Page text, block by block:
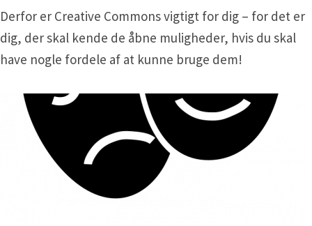
Derfor er Creative Commons vigtigt for dig – for det er
dig, der skal kende de åbne muligheder, hvis du skal
have nogle fordele af at kunne bruge dem!